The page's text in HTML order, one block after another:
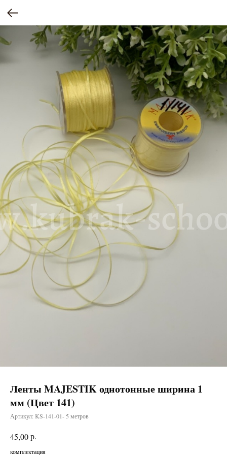
Ленты MAJESTIK однотонные ширина 1
мм (Цвет 141)
Артикул: KS-141-01- 5 метров
45,00р.
комплектация